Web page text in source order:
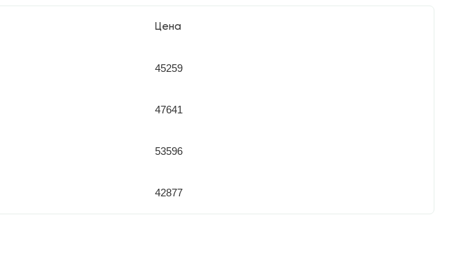
Цена
45259
47641
53596
42877